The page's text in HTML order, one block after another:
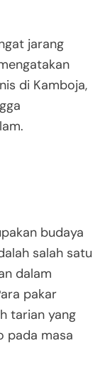
jarang
di Kamboja,
budaya
salah satu
dalam
pakar
tarian yang
pada masa